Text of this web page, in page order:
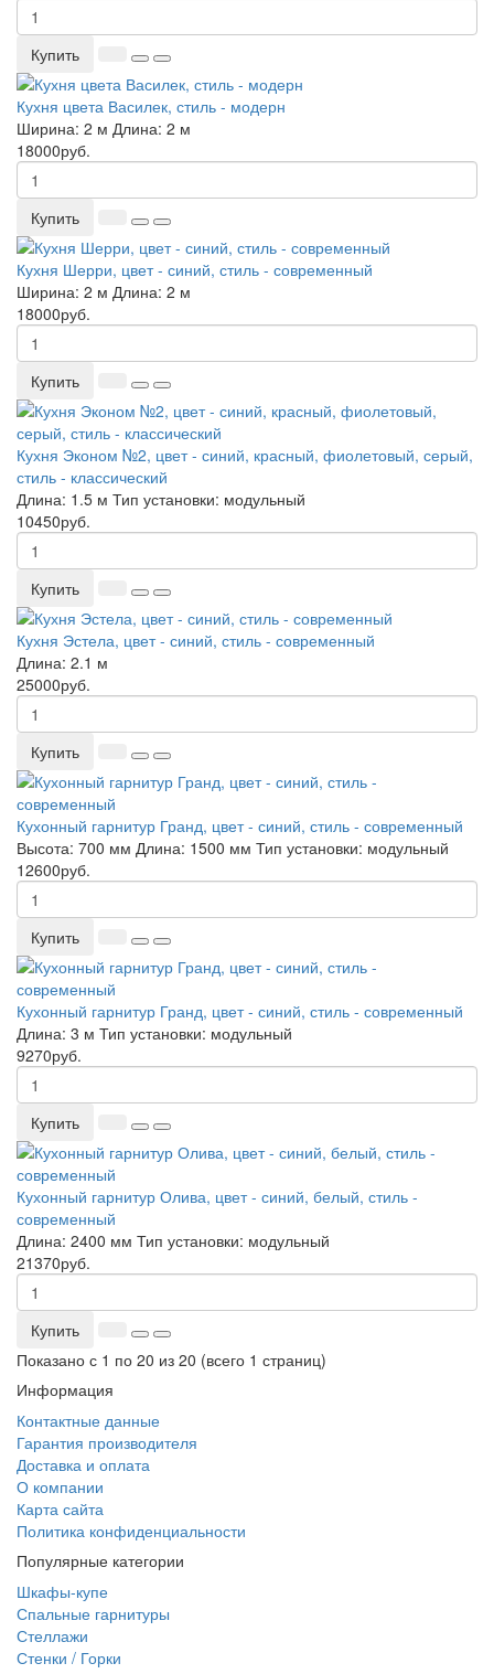
Купить
Кухня цвета Василек, стиль - модерн
Ширина: 2 м Длина: 2 м
18000руб.
Купить
Кухня Шерри, цвет - синий, стиль - современный
Ширина: 2 м Длина: 2 м
18000руб.
Купить
Кухня Эконом №2, цвет - синий, красный, фиолетовый, серый,
стиль - классический
Длина: 1.5 м Тип установки: модульный
10450руб.
Купить
Кухня Эстела, цвет - синий, стиль - современный
Длина: 2.1 м
25000руб.
Купить
Кухонный гарнитур Гранд, цвет - синий, стиль - современный
Высота: 700 мм Длина: 1500 мм Тип установки: модульный
12600руб.
Купить
Кухонный гарнитур Гранд, цвет - синий, стиль - современный
Длина: 3 м Тип установки: модульный
9270руб.
Купить
Кухонный гарнитур Олива, цвет - синий, белый, стиль -
современный
Длина: 2400 мм Тип установки: модульный
21370руб.
Купить
Показано с 1 по 20 из 20 (всего 1 страниц)
Информация
Контактные данные
Гарантия производителя
Доставка и оплата
О компании
Карта сайта
Политика конфиденциальности
Популярные категории
Шкафы-купе
Спальные гарнитуры
Стеллажи
Стенки / Горки